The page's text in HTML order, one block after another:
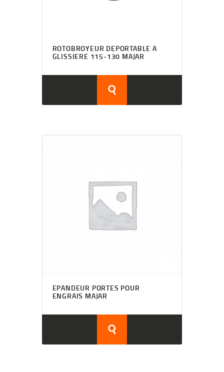
ROTOBROYEUR DEPORTABLE A
GLISSIERE 115-130 MAJAR
EPANDEUR PORTES POUR
ENGRAIS MAJAR